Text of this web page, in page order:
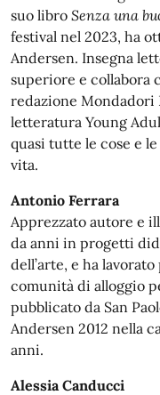
suo libro Senza una
festival nel 2023, ha
Andersen. Insegna
superiore e collabora
redazione Mondadori
letteratura Young
quasi tutte le cose e
vita.
Antonio Ferrara
Apprezzato autore e
da anni in progetti
dell’arte, e ha
comunità di alloggio
pubblicato da San
Andersen 2012 nella
anni.
Alessia Canducci